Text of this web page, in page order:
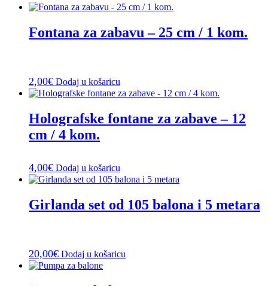
Fontana za zabavu – 25 cm / 1 kom.
2,00€ Dodaj u košaricu
Holografske fontane za zabave – 12
cm / 4 kom.
4,00€ Dodaj u košaricu
Girlanda set od 105 balona i 5 metara
20,00€ Dodaj u košaricu